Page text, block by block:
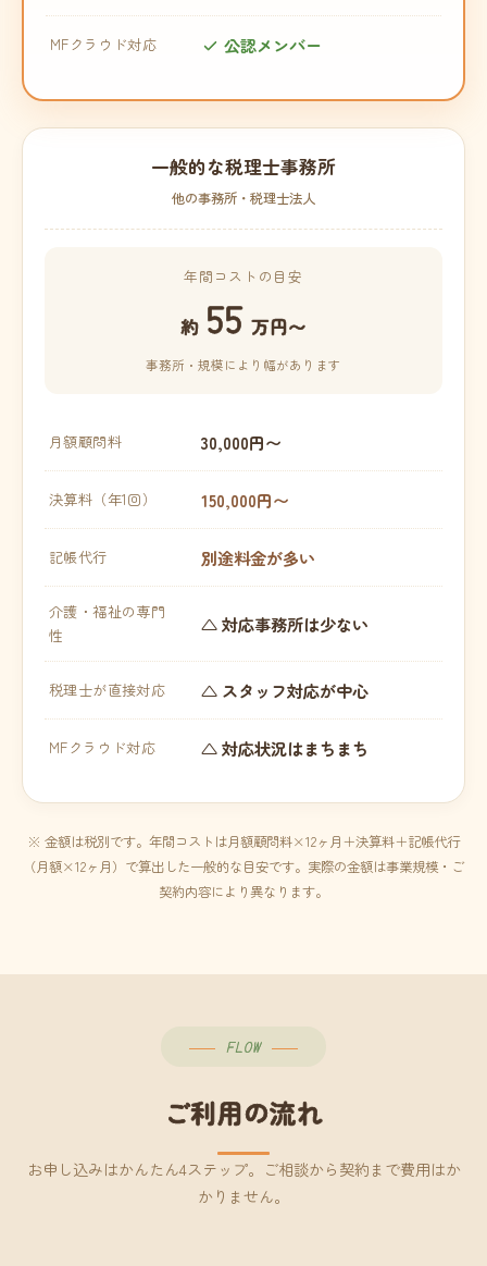
MFクラウド対応 公認メンバー
一般的な税理士事務所
他の事務所・税理士法人
年間コストの目安
約 55 万円〜
事務所・規模により幅があります
月額顧問料 30,000円〜
決算料（年1回） 150,000円〜
記帳代行 別途料金が多い
介護・福祉の専門
性
△ 対応事務所は少ない
税理士が直接対応 △ スタッフ対応が中心
MFクラウド対応 △ 対応状況はまちまち
※ 金額は税別です。年間コストは月額顧問料×12ヶ月＋決算料＋記帳代行
（月額×12ヶ月）で算出した一般的な目安です。実際の金額は事業規模・ご
契約内容により異なります。
FLOW
ご利用の流れ
お申し込みはかんたん4ステップ。ご相談から契約まで費用はか
かりません。